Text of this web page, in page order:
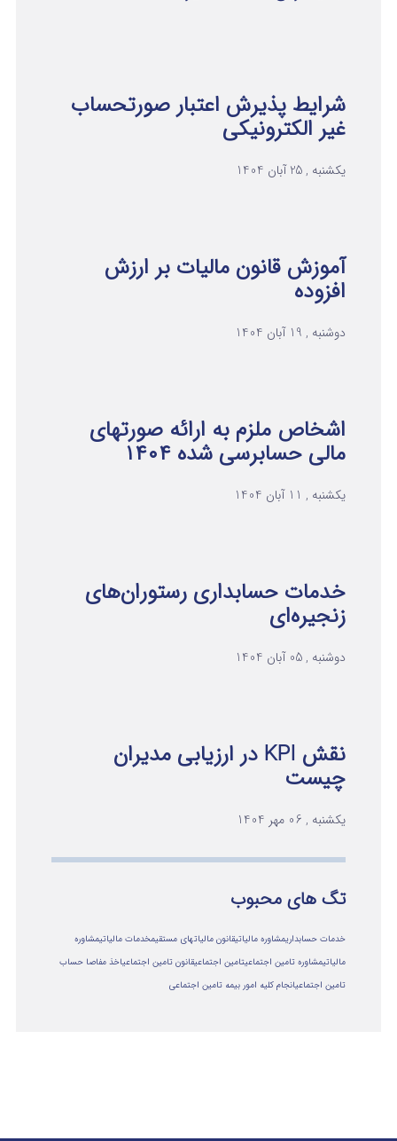
شرایط پذیرش اعتبار صورتحساب
غیر الکترونیکی
یکشنبه , 25 آبان 1404
آموزش قانون مالیات بر ارزش
افزوده
دوشنبه , 19 آبان 1404
اشخاص ملزم به ارائه صورتهای
مالی حسابرسی شده ۱۴۰۴
یکشنبه , 11 آبان 1404
خدمات حسابداری رستوران‌های
زنجیره‌ای
دوشنبه , 05 آبان 1404
نقش KPI در ارزیابی مدیران
چیست
یکشنبه , 06 مهر 1404
تگ های محبوب
خدمات حسابداریمشاوره مالیاتیقانون مالیاتهای مستقیمخدمات مالیاتیمشاوره
مالياتيمشاوره تامین اجتماعیتامین اجتماعیقانون تامین اجتماعیاخذ مفاصا حساب
تامین اجتماعیانجام کلیه امور بیمه تامین اجتماعی